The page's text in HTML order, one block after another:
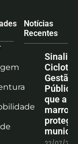
Notícias
Recentes
Gestão
que a
marrom
protege